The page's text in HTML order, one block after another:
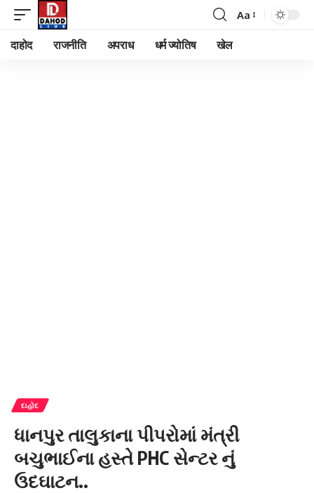
Font
Aa
दाहोद राजनीति अपराध धर्म ज्योतिष खेल
દાહોદ
ધાનપુર તાલુકાના પીપરોમાં મંત્રી
બચુભાઈના હસ્તે PHC સેન્ટર નું
ઉદઘાટન..